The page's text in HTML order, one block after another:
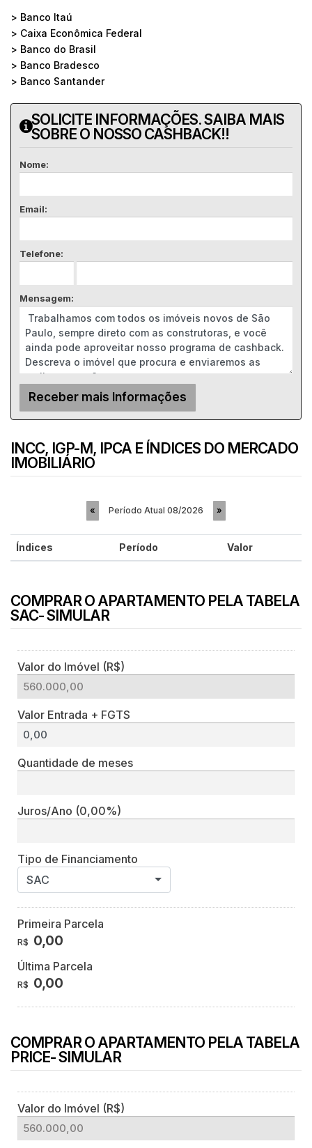
> Banco Itaú
> Caixa Econômica Federal
> Banco do Brasil
> Banco Bradesco
> Banco Santander
SOLICITE INFORMAÇÕES. SAIBA MAIS
SOBRE O NOSSO CASHBACK!!
Nome:
Email:
Telefone:
Mensagem:
INCC, IGP-M, IPCA E ÍNDICES DO MERCADO
IMOBILIÁRIO
« Período Atual 08/2026 »
Índices Período Valor
COMPRAR O APARTAMENTO PELA TABELA
SAC- SIMULAR
Valor do Imóvel (R$)
Valor Entrada + FGTS
Quantidade de meses
Juros/Ano (0,00%)
Tipo de Financiamento
SAC
Primeira Parcela
R$ 0,00
Última Parcela
R$ 0,00
COMPRAR O APARTAMENTO PELA TABELA
PRICE- SIMULAR
Valor do Imóvel (R$)